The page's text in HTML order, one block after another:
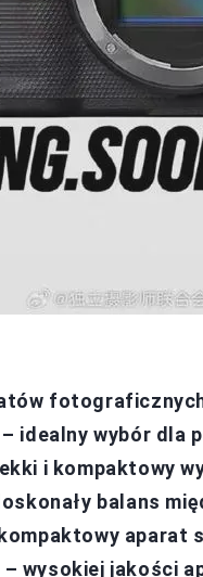
– idealny wybór
i kompaktowy
balans
kompaktowy
– wysokiej jakości